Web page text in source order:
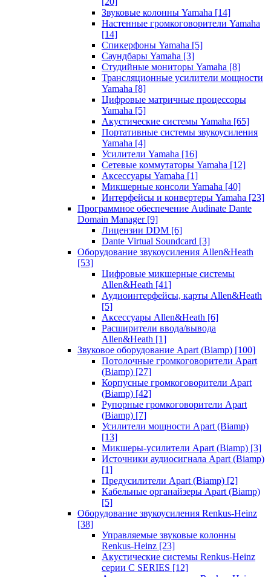
Звуковые колонны Yamaha [14]
Настенные громкоговорители Yamaha
[14]
Спикерфоны Yamaha [5]
Саундбары Yamaha [3]
Студийные мониторы Yamaha [8]
Трансляционные усилители мощности
Yamaha [8]
Цифровые матричные процессоры
Yamaha [5]
Акустические системы Yamaha [65]
Портативные системы звукоусиления
Yamaha [4]
Усилители Yamaha [16]
Сетевые коммутаторы Yamaha [12]
Аксессуары Yamaha [1]
Микшерные консоли Yamaha [40]
Интерфейсы и конвертеры Yamaha [23]
Программное обеспечение Audinate Dante
Domain Manager [9]
Лицензии DDM [6]
Dante Virtual Soundcard [3]
Оборудование звукоусиления Allen&Heath
[53]
Цифровые микшерные системы
Allen&Heath [41]
Аудиоинтерфейсы, карты Allen&Heath
[5]
Аксессуары Allen&Heath [6]
Расширители ввода/вывода
Allen&Heath [1]
Звуковое оборудование Apart (Biamp) [100]
Потолочные громкоговорители Apart
(Biamp) [27]
Корпусные громкоговорители Apart
(Biamp) [42]
Рупорные громкоговорители Apart
(Biamp) [7]
Усилители мощности Apart (Biamp)
[13]
Микшеры-усилители Apart (Biamp) [3]
Источники аудиосигнала Apart (Biamp)
[1]
Предусилители Apart (Biamp) [2]
Кабельные органайзеры Apart (Biamp)
[5]
Оборудование звукоусиления Renkus-Heinz
[38]
Управляемые звуковые колонны
Renkus-Heinz [23]
Акустические системы Renkus-Heinz
серии C SERIES [12]